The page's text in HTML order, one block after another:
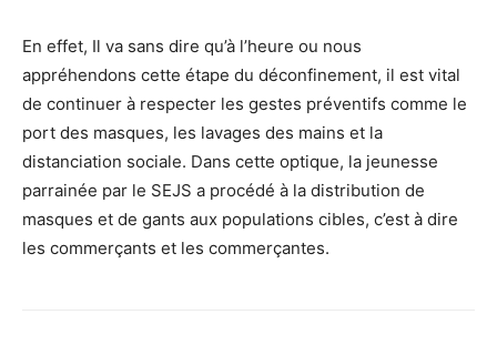
En effet, Il va sans dire qu’à l’heure ou nous
appréhendons cette étape du déconfinement, il est vital
de continuer à respecter les gestes préventifs comme le
port des masques, les lavages des mains et la
distanciation sociale. Dans cette optique, la jeunesse
parrainée par le SEJS a procédé à la distribution de
masques et de gants aux populations cibles, c’est à dire
les commerçants et les commerçantes.